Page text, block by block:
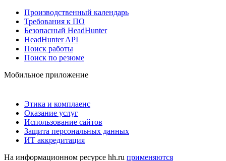
Производственный календарь
Требования к ПО
Безопасный HeadHunter
HeadHunter API
Поиск работы
Поиск по резюме
Мобильное приложение
Этика и комплаенс
Оказание услуг
Использование сайтов
Защита персональных данных
ИТ аккредитация
На информационном ресурсе hh.ru применяются